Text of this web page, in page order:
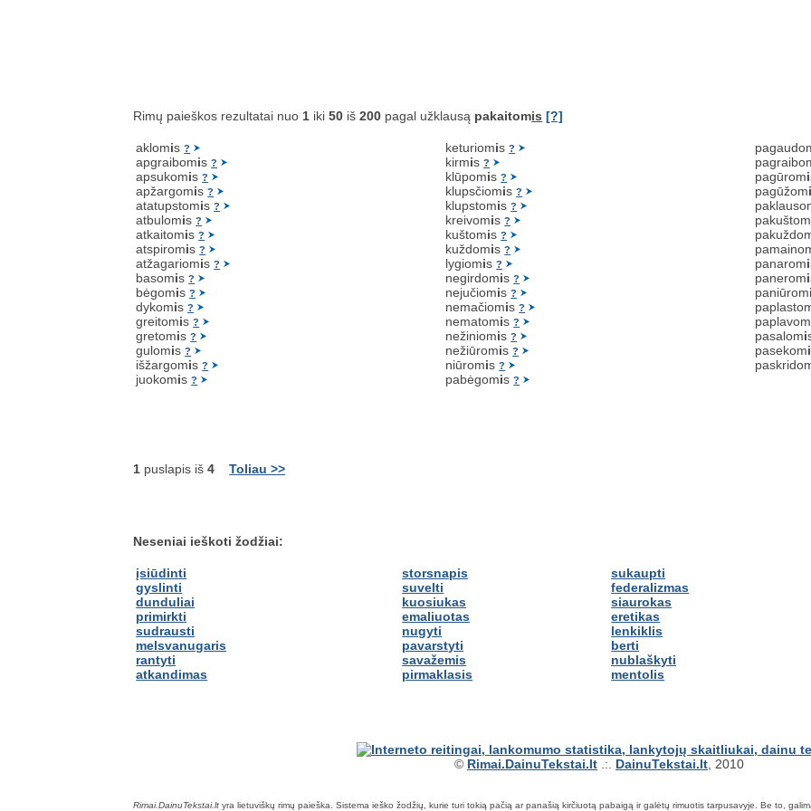
Rimų paieškos rezultatai nuo 1 iki50 iš200 pagal užklausą pakaitomis [?]
aklomis?
apgraibomis?
apsukomis?
apžargomis?
atatupstomis?
atbulomis?
atkaitomis?
atspiromis?
atžagariomis?
basomis?
bėgomis?
dykomis?
greitomis?
gretomis?
gulomis?
išžargomis?
juokomis?
keturiomis?
kirmis?
klūpomis?
klupsčiomis?
klupstomis?
kreivomis?
kuštomis?
kuždomis?
lygiomis?
negirdomis?
nejučiomis?
nemačiomis?
nematomis?
nežiniomis?
nežiūromis?
niūromis?
pabėgomis?
pagūromi
pagūžom
pakuštom
panaromi
paneromi
paniūrom
paplavom
pasalomi
pasekomi
1 puslapis iš4 Toliau >>
Neseniai ieškoti žodžiai:
įsiūdinti
gyslinti
dunduliai
primirkti
sudrausti
melsvanugaris
rantyti
atkandimas
storsnapis
suvelti
kuosiukas
emaliuotas
nugyti
pavarstyti
savažemis
pirmaklasis
sukaupti
federalizmas
siaurokas
eretikas
lenkiklis
berti
nublaškyti
mentolis
© Rimai.DainuTekstai.lt .:. DainuTekstai.lt , 2010
Rimai.DainuTekstai.lt yra lietuviškų rimų paieška. Sistema ieško žodžių, kurie turi tokią pačią ar panašią kirčiuotą pabaigą ir galėtų rimuotis tarpusavyje. Be to,